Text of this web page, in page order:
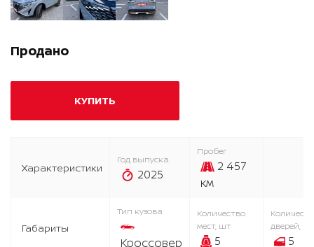
Продано
КУПИТЬ
Характеристики
Год выпуска
2025
Пробег
2 457
км
Габариты
Тип кузова
Кроссовер
Количество
мест, шт
5
дверей,
5